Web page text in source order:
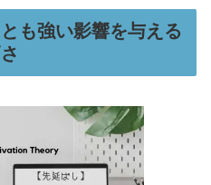
も強い影響を与える